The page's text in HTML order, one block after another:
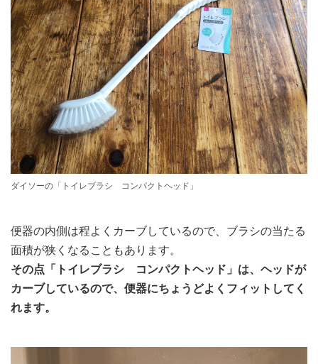
ダイソーの「トイレブラシ コンパクトヘッド」
便器の内側は程よくカーブしているので、ブラシの当たる
面積が狭くなることもあります。
その点「トイレブラシ コンパクトヘッド」は、ヘッドが
カーブしているので、便器にちょうどよくフィットしてく
れます。